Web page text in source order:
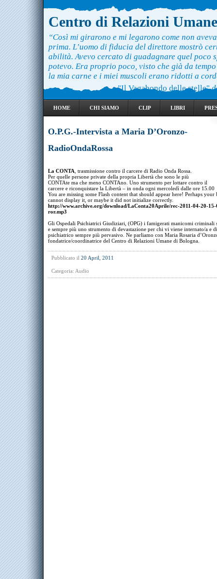
Centro di Relazioni Umane
“Così mi girarono e mi legarono come non
prima. L’uomo di fiducia del direttore mostrò
abilità. Avevo cercato di guadagnare quel poco
potevo. Era proprio poco, visto che già da
la mia carne e i miei muscoli erano ridotti a
"Il Vagabondo delle stelle"
HOME CHI SIAMO CLIP LIBRI
O.P.G.-Intervista a Maria D’Oronzo-
RadioOndaRossa
La CONTA , trasmissione contro il carcere di Radio Onda Rossa.
Per quelle persone private della propria Libertà che sono le più
CONTAte ma che meno CONTAno. Uno strumento per lottare contro il
carcere e riconquistare la Libertà – in onda ogni mercoledì dalle ore 15.00
You are missing some Flash content that should appear here! Perhaps your
cannot display it, or maybe it did not initialize correctly.
http://www.archive.org/download/LaConta20Aprile/rec-2011-04-20-15-
ror.mp3
Gli Ospedali Psichiatrici Giudiziari, (OPG) i famigerati manicomi criminali
e sempre più uno strumento di devastazione per chi vi viene internato/a e
psichiatrico sempre più pervasivo. Ne parliamo con Maria Rosaria
fondatrice/coordinatrice del Centro di Relazioni Umane di Bologna.
Pubblicato il 20 April, 2011
Categoria: Audio